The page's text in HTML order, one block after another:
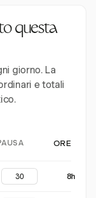
questa
giorno. La
e totali
ORE
8h